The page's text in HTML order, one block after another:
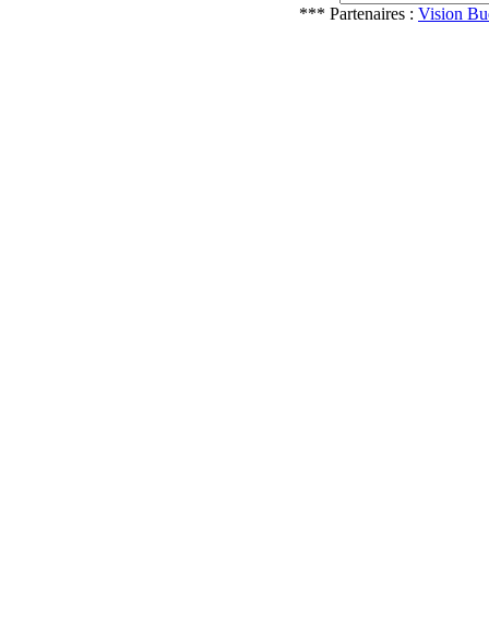
*** Partenaires : Vision